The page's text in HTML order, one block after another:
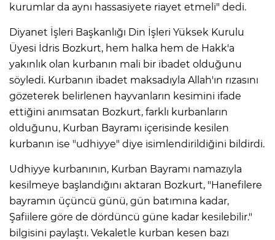
kurumlar da aynı hassasiyete riayet etmeli" dedi.
Diyanet İşleri Başkanlığı Din İşleri Yüksek Kurulu
Üyesi İdris Bozkurt, hem halka hem de Hakk'a
yakınlık olan kurbanın mali bir ibadet olduğunu
söyledi. Kurbanın ibadet maksadıyla Allah'ın rızasını
gözeterek belirlenen hayvanların kesimini ifade
ettiğini anımsatan Bozkurt, farklı kurbanların
olduğunu, Kurban Bayramı içerisinde kesilen
kurbanın ise "udhiyye" diye isimlendirildiğini bildirdi.
Udhiyye kurbanının, Kurban Bayramı namazıyla
kesilmeye başlandığını aktaran Bozkurt, "Hanefilere
bayramın üçüncü günü, gün batımına kadar,
Şafiilere göre de dördüncü güne kadar kesilebilir."
bilgisini paylaştı. Vekaletle kurban kesen bazı